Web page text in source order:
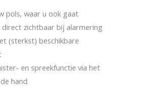
pols, waar u ook gaat
direct zichtbaar bij alarmering
(sterkst) beschikbare
en spreekfunctie via het
hand